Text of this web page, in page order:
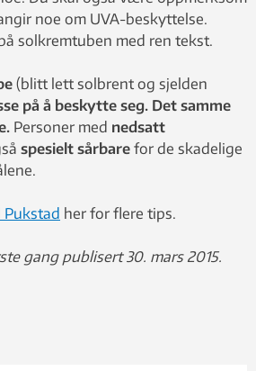
noe om UVA-beskyttelse.
solkremtuben med ren tekst.
(blitt lett solbrent og sjelden
på å beskytte seg. Det samme
Personer med nedsatt
spesielt sårbare for de skadelige
her for flere tips.
gang publisert 30. mars 2015.